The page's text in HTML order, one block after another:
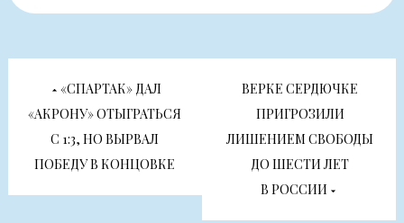
Навигация
по
записям
«СПАРТАК» ДАЛ
«АКРОНУ» ОТЫГРАТЬСЯ
С 1:3, НО ВЫРВАЛ
ПОБЕДУ В КОНЦОВКЕ
ВЕРКЕ СЕРДЮЧКЕ
ПРИГРОЗИЛИ
ЛИШЕНИЕМ СВОБОДЫ
ДО ШЕСТИ ЛЕТ
В РОССИИ